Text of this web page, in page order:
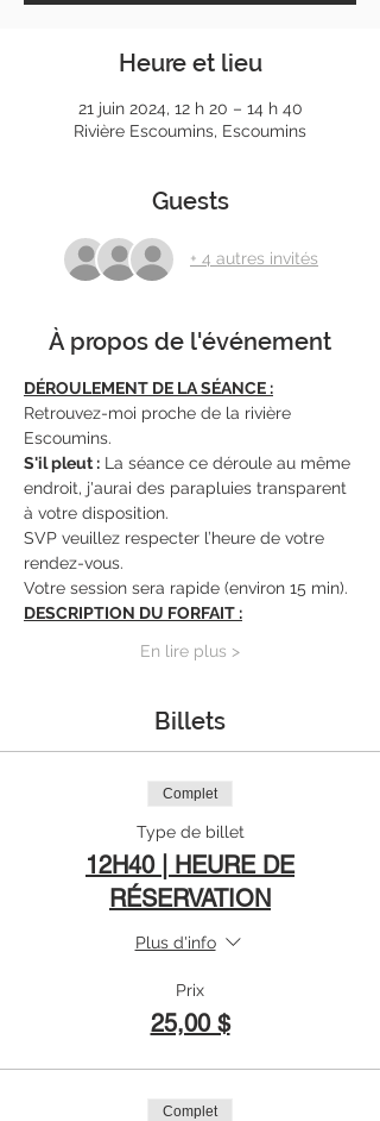
Heure et lieu
21 juin 2024, 12 h 20 – 14 h 40
Rivière Escoumins, Escoumins
Guests
+ 4 autres invités
À propos de l'événement
DÉROULEMENT DE LA SÉANCE :
Retrouvez-moi proche de la rivière
Escoumins.
S'il pleut : La séance ce déroule au même
endroit, j'aurai des parapluies transparent
à votre disposition.
SVP veuillez respecter l’heure de votre
rendez-vous.
Votre session sera rapide (environ 15 min).
DESCRIPTION DU FORFAIT :
En lire plus >
Billets
Complet
Type de billet
12H40 | HEURE DE
RÉSERVATION
Plus d'info
Prix
25,00 $
Complet